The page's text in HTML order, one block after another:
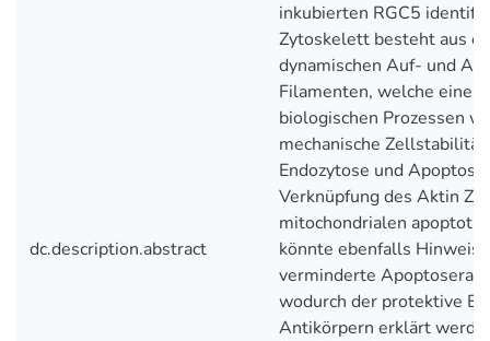
dc.description.abstract
inkubierten RGC5
Zytoskelett besteht aus
dynamischen Auf- und
Filamenten, welche eine
biologischen Prozessen
mechanische
Endozytose und
Verknüpfung des Aktin
mitochondrialen
könnte ebenfalls
verminderte
wodurch der protektive
Antikörpern erklärt